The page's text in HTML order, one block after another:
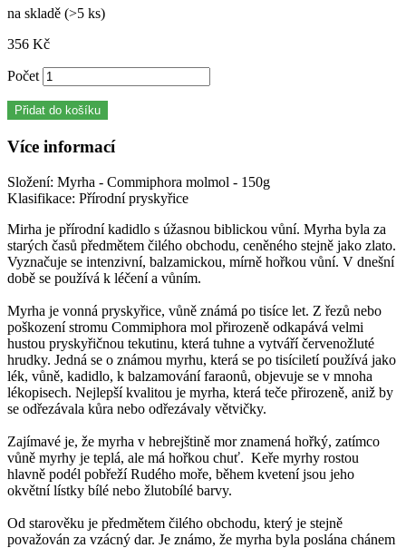
na skladě (>5 ks)
356 Kč
Počet
Přidat do košíku
Více informací
Složení: Myrha - Commiphora molmol - 150g
Klasifikace: Přírodní pryskyřice
Mirha je přírodní kadidlo s úžasnou biblickou vůní. Myrha byla za
starých časů předmětem čilého obchodu, ceněného stejně jako zlato.
Vyznačuje se intenzivní, balzamickou, mírně hořkou vůní. V dnešní
době se používá k léčení a vůním.
Myrha je vonná pryskyřice, vůně známá po tisíce let. Z řezů nebo
poškození stromu Commiphora mol přirozeně odkapává velmi
hustou pryskyřičnou tekutinu, která tuhne a vytváří červenožluté
hrudky. Jedná se o známou myrhu, která se po tisíciletí používá jako
lék, vůně, kadidlo, k balzamování faraonů, objevuje se v mnoha
lékopisech. Nejlepší kvalitou je myrha, která teče přirozeně, aniž by
se odřezávala kůra nebo odřezávaly větvičky.
Zajímavé je, že myrha v hebrejštině mor znamená hořký, zatímco
vůně myrhy je teplá, ale má hořkou chuť. Keře myrhy rostou
hlavně podél pobřeží Rudého moře, během kvetení jsou jeho
okvětní lístky bílé nebo žlutobílé barvy.
Od starověku je předmětem čilého obchodu, který je stejně
považován za vzácný dar. Je známo, že myrha byla poslána chánem